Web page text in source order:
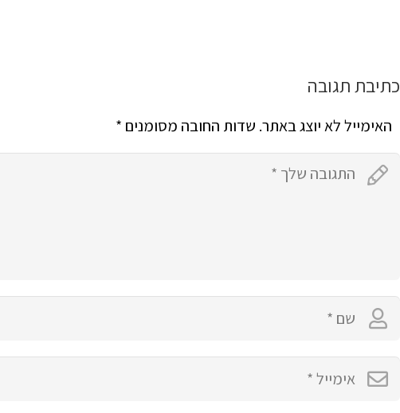
כתיבת תגובה
האימייל לא יוצג באתר. שדות החובה מסומנים *